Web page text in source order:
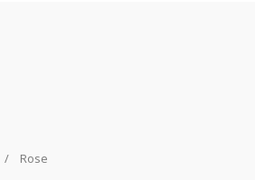
/ Rose